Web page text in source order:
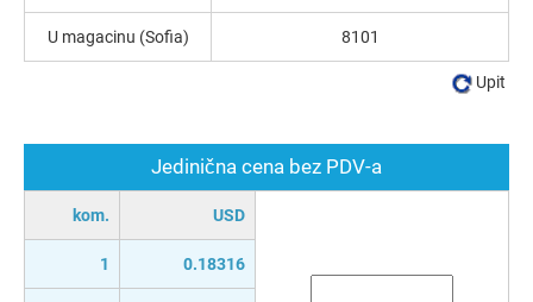
Jedinična cena bez PDV-a
kom. USD
1 0.18316
U magacinu (Sofia) 8101
Upit